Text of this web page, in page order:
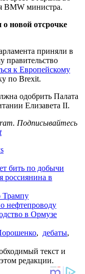
BMW министра.
новой отсрочке
приняли в
правительство
к Европейскому
по Brexit.
одобрить Палата
Елизавета II.
Подписывайтесь
бить по добычи
россиянина в
Трампу
нефтепроводу
в Ормузе
, дебаты,
текст и
редакции.